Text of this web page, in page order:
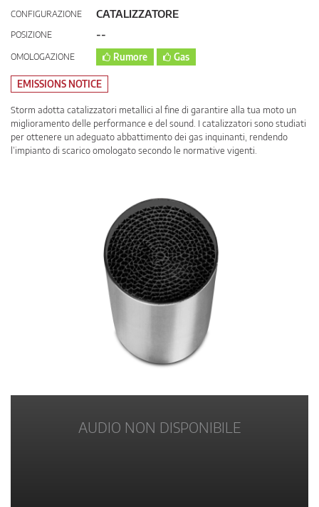
CONFIGURAZIONE CATALIZZATORE
POSIZIONE --
OMOLOGAZIONE Rumore Gas
EMISSIONS NOTICE
Storm adotta catalizzatori metallici al fine di garantire alla tua moto un
miglioramento delle performance e del sound. I catalizzatori sono studiati
per ottenere un adeguato abbattimento dei gas inquinanti, rendendo
l’impianto di scarico omologato secondo le normative vigenti.
AUDIO NON DISPONIBILE